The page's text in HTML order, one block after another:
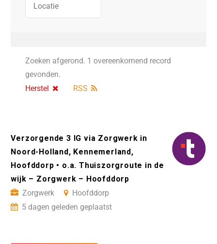
Zoeken afgerond. 1 overeenkomend record
gevonden.
Herstel
RSS
Verzorgende 3 IG via Zorgwerk in
Noord-Holland, Kennemerland,
Hoofddorp • o.a. Thuiszorgroute in de
wijk – Zorgwerk – Hoofddorp
Zorgwerk
Hoofddorp
5 dagen geleden geplaatst